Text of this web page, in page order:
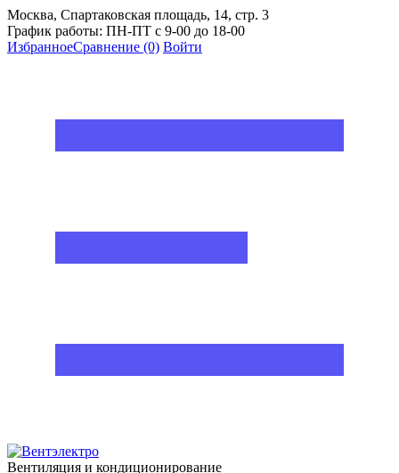
Москва, Спартаковская площадь, 14, стр. 3
График работы: ПН-ПТ с 9-00 до 18-00
ИзбранноеСравнение (0) Войти
Вентиляция и кондиционирование